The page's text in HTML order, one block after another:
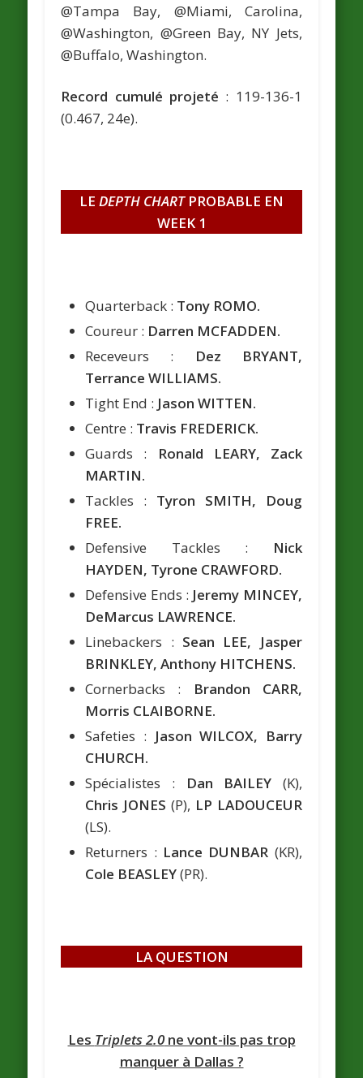
@Tampa Bay, @Miami, Carolina,
@Washington, @Green Bay, NY Jets,
@Buffalo, Washington.
Record cumulé projeté : 119-136-1
(0.467, 24e).
LE DEPTH CHARTPROBABLE EN
WEEK 1
Quarterback : Tony ROMO.
Coureur : Darren MCFADDEN.
Receveurs :
Dez BRYANT,
Terrance WILLIAMS.
Tight End : Jason WITTEN.
Centre : Travis FREDERICK.
Guards :
Ronald LEARY, Zack
MARTIN.
Tackles : Tyron SMITH, Doug
FREE.
Defensive Tackles : Nick
HAYDEN, Tyrone CRAWFORD.
Defensive Ends : Jeremy MINCEY,
DeMarcus LAWRENCE.
Linebackers : Sean LEE, Jasper
BRINKLEY, Anthony HITCHENS.
Cornerbacks :
Brandon CARR,
Morris CLAIBORNE.
Safeties : Jason WILCOX, Barry
CHURCH.
Spécialistes :
Dan BAILEY (K),
Chris JONES (P), LP LADOUCEUR
(LS).
Returners : Lance DUNBAR (KR),
Cole BEASLEY(PR).
LA QUESTION
Les Triplets 2.0ne vont-ils pas trop
manquer à Dallas ?